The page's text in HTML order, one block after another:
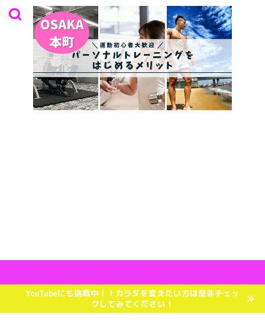
YouTubeにも挑戦中！！カラダを変えたい方は是非チェッ
クしてみてください！